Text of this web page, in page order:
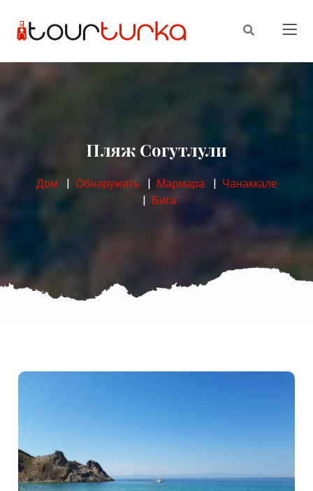
Пляж Согутлули
Дом Обнаружить Мармара
Чанаккале
Бига